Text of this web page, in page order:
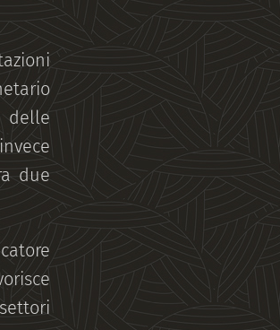
delle
due